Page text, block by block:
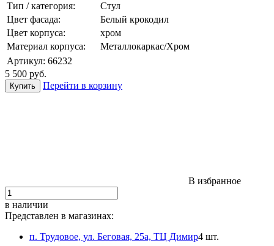
Тип / категория:
Стул
Цвет фасада:
Белый крокодил
Цвет корпуса:
хром
Материал корпуса:
Металлокаркас/Хром
Артикул: 66232
5 500 руб.
Перейти в корзину
В избранное
в наличии
Представлен в магазинах:
п. Трудовое, ул. Беговая, 25а, ТЦ Димир4 шт.